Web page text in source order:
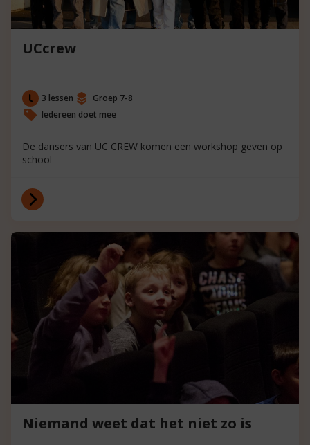
UCcrew
3 lessen
Groep 7-8
Iedereen doet mee
De dansers van UC CREW komen een workshop geven op
school
Niemand weet dat het niet zo is